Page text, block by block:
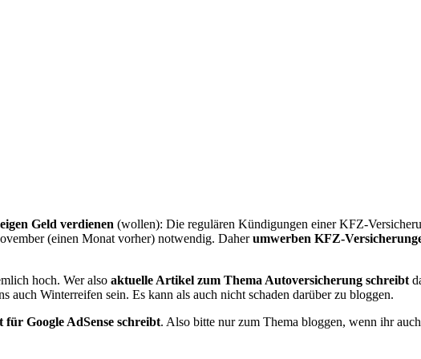
Geld verdienen (wollen): Die regulären Kündigungen einer KFZ-
(einen Monat vorher) notwendig. Daherumwerben KFZ-
hoch. Wer also aktuelle Artikel zum Thema Autoversicherung schreibt
auch Winterreifen sein. Es kann als auch nicht schaden darüber zu bloggen.
Google AdSense schreibt. Also bitte nur zum Thema bloggen, wenn ihr